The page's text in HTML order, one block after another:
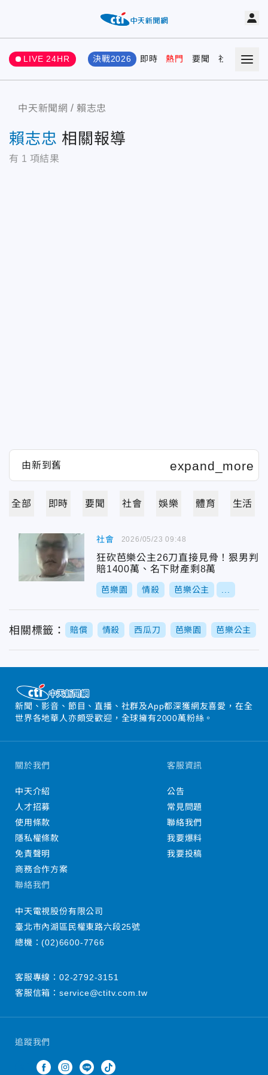
LIVE 24HR 決戰2026 即時 熱門 要聞 社會 娛樂
中天新聞網 賴志忠
賴志忠 相關報導
有 1 項結果
全部 即時 要聞 社會 娛樂 體育 生活
社會
狂砍芭樂公主26刀直接見骨！狠男判
賠1400萬、名下財產剩8萬
芭樂園 情殺 芭樂公主
2026/05/23 09:48
相關標籤： 賠償 情殺 西瓜刀 芭樂園 芭樂公主
新聞、影音、節目、直播、社群及App都深獲網友喜愛，在全
世界各地華人亦頗受歡迎，全球擁有2000萬粉絲。
追蹤我們
關於我們
中天介紹
人才招募
使用條款
隱私權條款
免責聲明
商務合作方案
客服資訊
公告
常見問題
聯絡我們
我要爆料
我要投稿
聯絡我們
中天電視股份有限公司
臺北市內湖區民權東路六段25號
總機：(02)6600-7766
客服專線： 02-2792-3151
客服信箱： service@ctitv.com.tw